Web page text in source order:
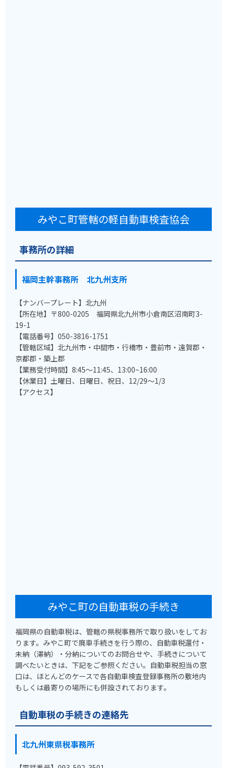
みやこ町管轄の軽自動車検査協会
事務所の詳細
福岡主幹事務所 北九州支所
【ナンバープレート】北九州
【所在地】〒800-0205 福岡県北九州市小倉南区沼南町3-
19-1
【電話番号】050-3816-1751
【管轄区域】北九州市・中間市・行橋市・豊前市・遠賀郡・
京都郡・築上郡
【業務受付時間】8:45～11:45、13:00~16:00
【休業日】土曜日、日曜日、祝日、12/29～1/3
【アクセス】
みやこ町の自動車税の手続き
福岡県の自動車税は、管轄の県税事務所で取り扱いをしてお
ります。みやこ町で廃車手続きを行う際の、自動車税還付・
未納（滞納）・分納についてのお問合せや、手続きについて
調べたいときは、下記をご参照ください。自動車税担当の窓
口は、ほとんどのケースで各自動車検査登録事務所の敷地内
もしくは最寄りの場所にも併設されております。
自動車税の手続きの連絡先
北九州東県税事務所